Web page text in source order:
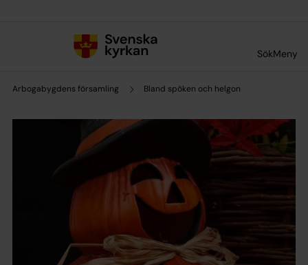
SökMeny
Arbogabygdens församling Bland spöken och helgon